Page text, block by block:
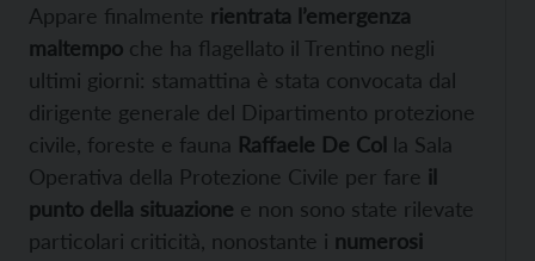
Appare finalmente rientrata l’emergenza
maltempo che ha flagellato il Trentino negli
ultimi giorni: stamattina è stata convocata dal
dirigente generale del Dipartimento protezione
civile, foreste e fauna Raffaele De Col la Sala
Operativa della Protezione Civile per fare il
punto della situazione e non sono state rilevate
particolari criticità, nonostante i numerosi